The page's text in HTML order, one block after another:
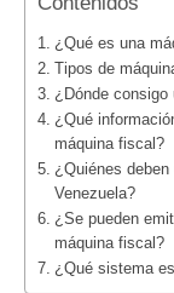
¿Qué es una
Tipos de
¿Dónde consigo
¿Qué
máquina fiscal?
¿Quiénes
Venezuela?
¿Se pueden
máquina fiscal?
¿Qué sistema